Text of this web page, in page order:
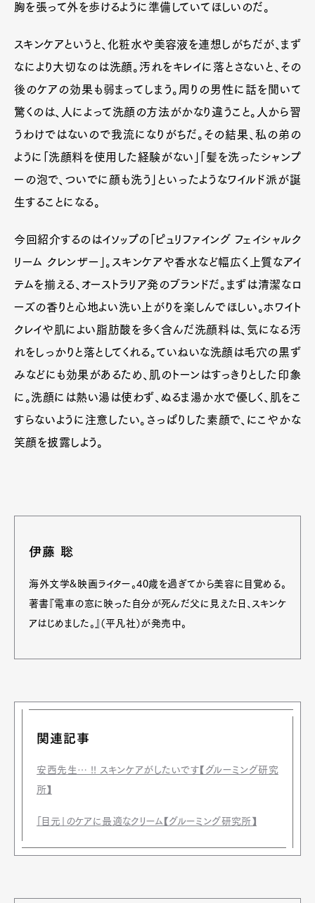
胸を張って外を歩けるように準備していてほしいのだ。
スキンケアというと、化粧水や美容液を連想しがちだが、まず
なにより大切なのは洗顔。汚れをキレイに落とさないと、その
後のケアの効果も弱まってしまう。周りの男性に話を聞いて
驚くのは、人によって洗顔の方法がかなり違うこと。人から習
うわけではないので我流になりがちだ。その結果、私の弟の
ように「洗顔料を使用した経験がない」「髪を洗ったシャンプ
ーの泡で、ついでに顔も洗う」といったようなワイルド派が誕
生することになる。
今回紹介するのはイソップの「ピュリファイング フェイシャルク
リーム クレンザー」。スキンケアや香水など幅広く上質なアイ
テムを揃える、オーストラリア発のブランドだ。まずは清潔なロ
ーズの香りと心地よい洗い上がりを楽しんでほしい。ホワイト
クレイや肌によい脂肪酸を多く含んだ洗顔料は、気になる汚
れをしっかりと落としてくれる。ていねいな洗顔は毛穴の黒ず
みなどにも効果があるため、肌のトーンはすっきりとした印象
に。洗顔には熱い湯は使わず、ぬるま湯か水で優しく、肌をこ
すらないように注意したい。さっぱりした素顔で、にこやかな
笑顔を披露しよう。
伊藤 聡
海外文学&映画ライター。40歳を過ぎてから美容に目覚める。
著書『電車の窓に映った自分が死んだ父に見えた日、スキンケ
アはじめました。』（平凡社）が発売中。
関連記事
安西先生… !! スキンケアがしたいです【グルーミング研究
所】
「目元」のケアに最適なクリーム【グルーミング研究所】